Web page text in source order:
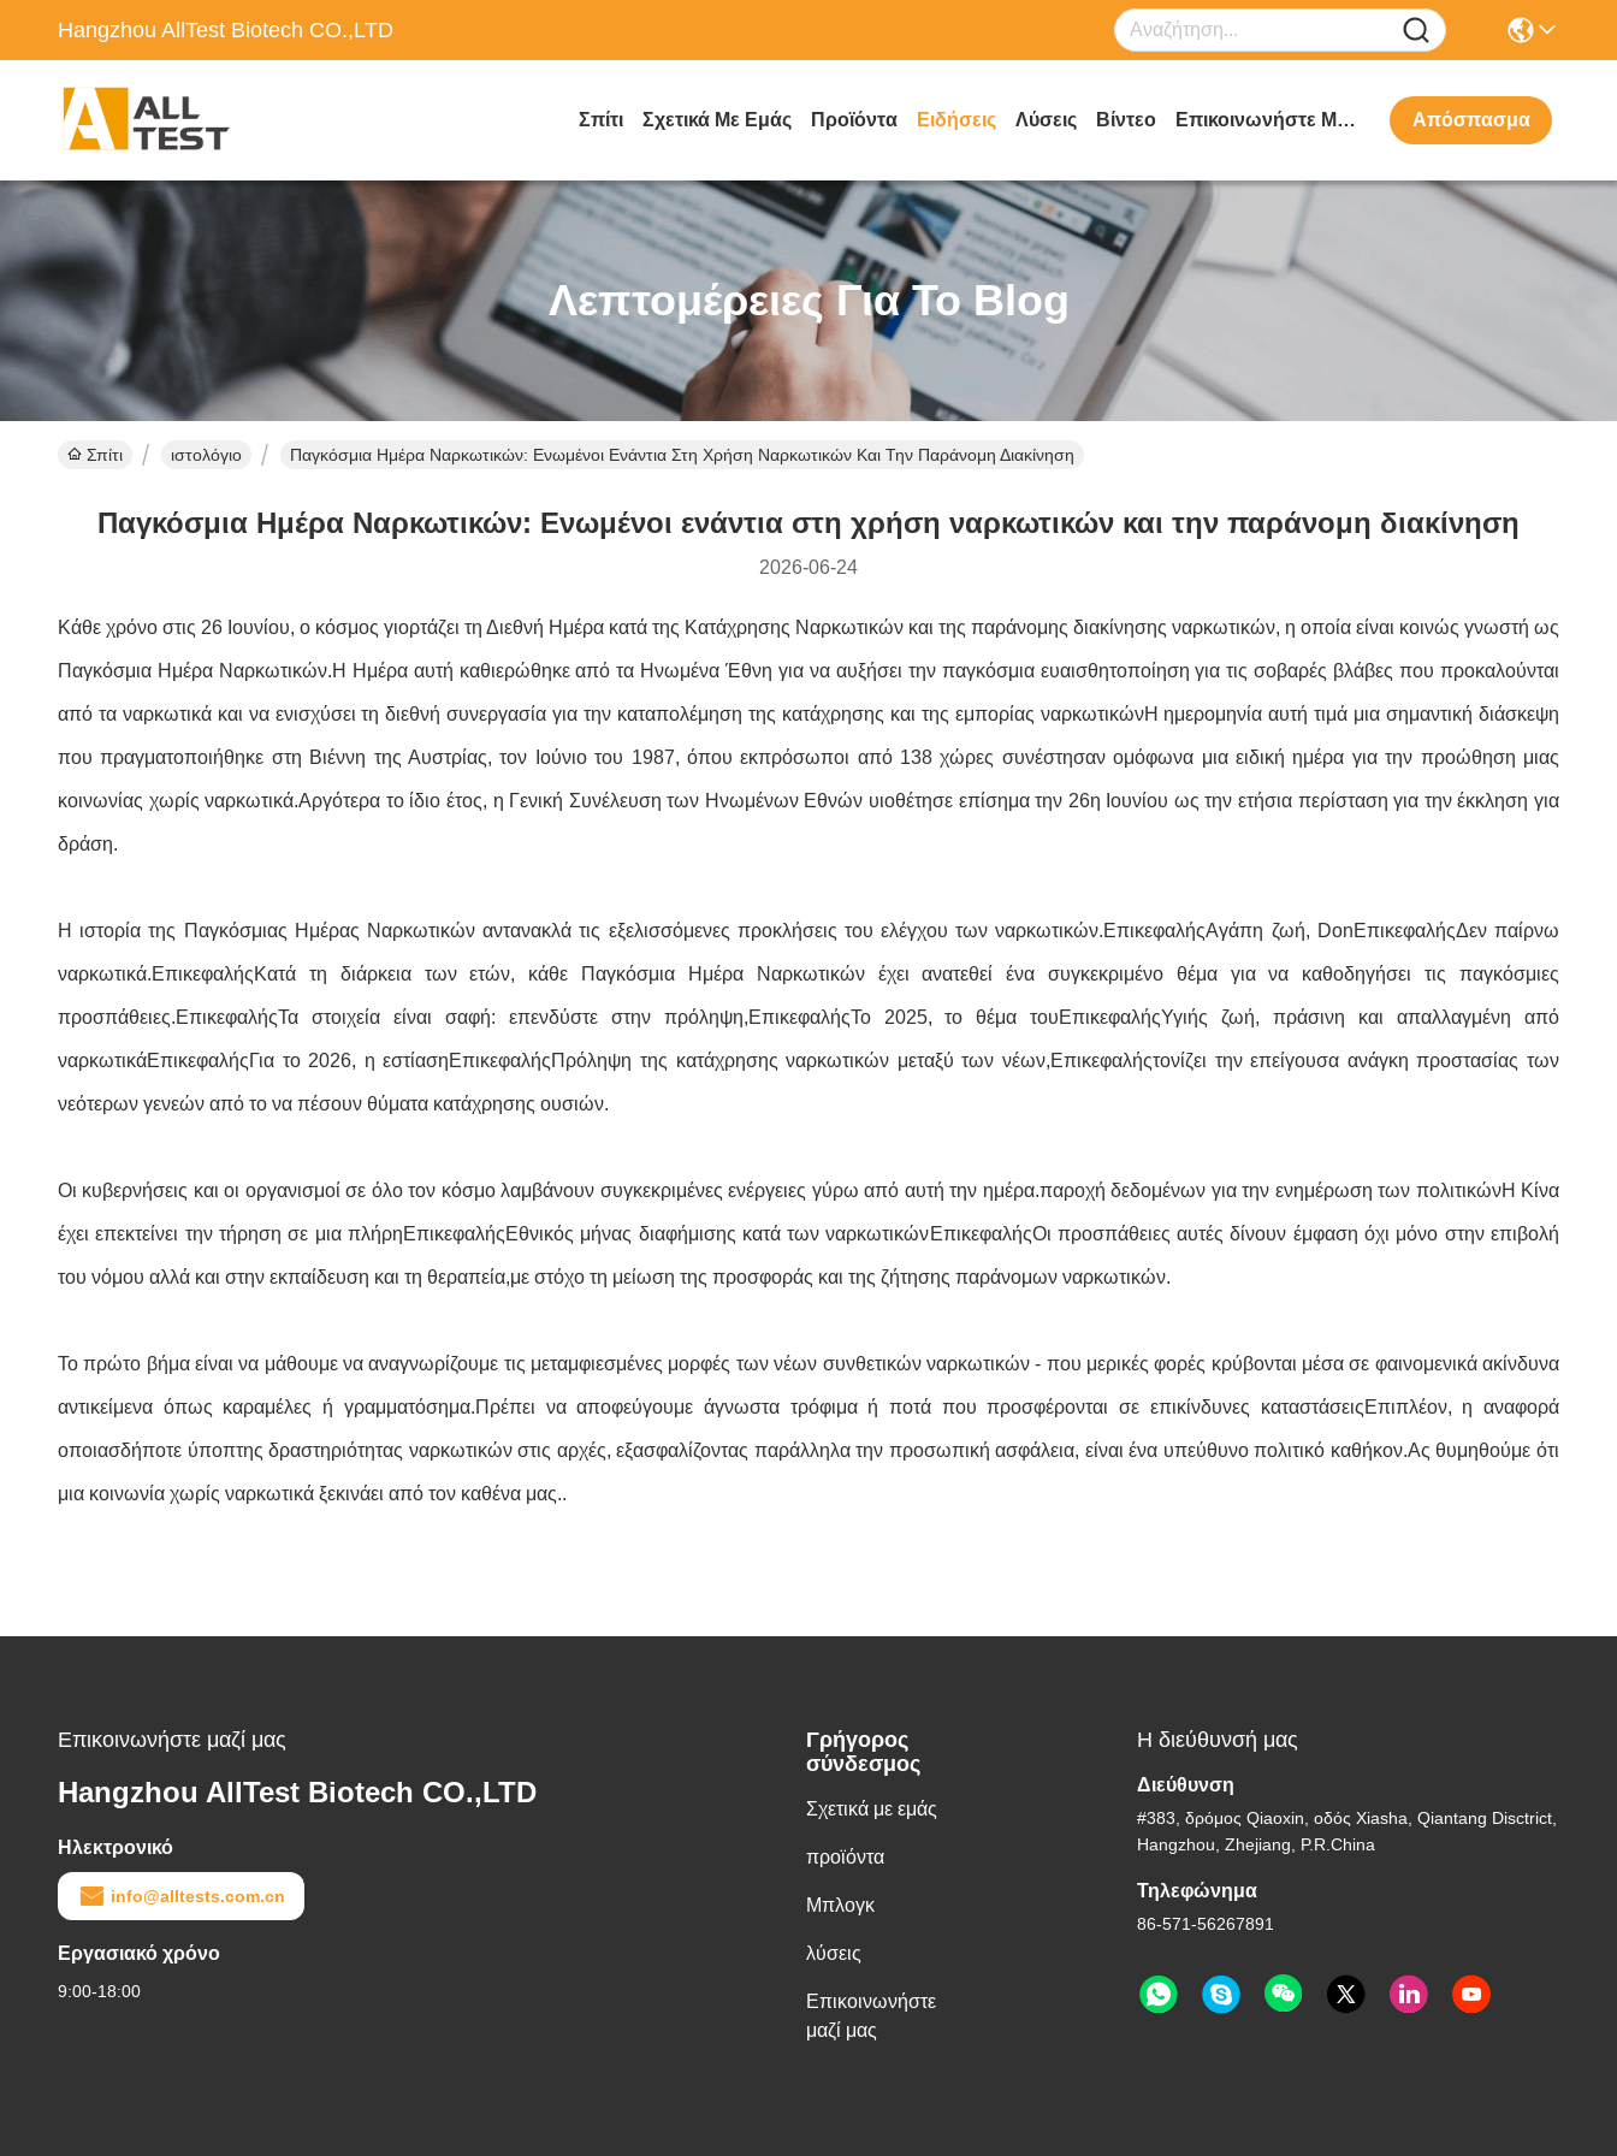
Hangzhou AllTest Biotech CO.,LTD
Σπίτι Σχετικά Με Εμάς Προϊόντα Ειδήσεις Λύσεις Βίντεο Επικοινωνήστε Μαζί Μας Απόσπασμα
Λεπτομέρειες Για Το Blog
Σπίτι ιστολόγιο Παγκόσμια Ημέρα Ναρκωτικών: Ενωμένοι Ενάντια Στη Χρήση Ναρκωτικών Και Την Παράνομη Διακίνηση
Παγκόσμια Ημέρα Ναρκωτικών: Ενωμένοι ενάντια στη χρήση ναρκωτικών και την παράνομη διακίνηση
2026-06-24
Κάθε χρόνο στις 26 Ιουνίου, ο κόσμος γιορτάζει τη Διεθνή Ημέρα κατά της Κατάχρησης Ναρκωτικών και της παράνομης διακίνησης ναρκωτικών, η οποία είναι κοινώς γνωστή ως
Παγκόσμια Ημέρα Ναρκωτικών.Η Ημέρα αυτή καθιερώθηκε από τα Ηνωμένα Έθνη για να αυξήσει την παγκόσμια ευαισθητοποίηση για τις σοβαρές βλάβες που προκαλούνται
από τα ναρκωτικά και να ενισχύσει τη διεθνή συνεργασία για την καταπολέμηση της κατάχρησης και της εμπορίας ναρκωτικώνΗ ημερομηνία αυτή τιμά μια σημαντική διάσκεψη
που πραγματοποιήθηκε στη Βιέννη της Αυστρίας, τον Ιούνιο του 1987, όπου εκπρόσωποι από 138 χώρες συνέστησαν ομόφωνα μια ειδική ημέρα για την προώθηση μιας
κοινωνίας χωρίς ναρκωτικά.Αργότερα το ίδιο έτος, η Γενική Συνέλευση των Ηνωμένων Εθνών υιοθέτησε επίσημα την 26η Ιουνίου ως την ετήσια περίσταση για την έκκληση για
δράση.
Η ιστορία της Παγκόσμιας Ημέρας Ναρκωτικών αντανακλά τις εξελισσόμενες προκλήσεις του ελέγχου των ναρκωτικών.ΕπικεφαλήςΑγάπη ζωή, DonΕπικεφαλήςΔεν παίρνω
ναρκωτικά.ΕπικεφαλήςΚατά τη διάρκεια των ετών, κάθε Παγκόσμια Ημέρα Ναρκωτικών έχει ανατεθεί ένα συγκεκριμένο θέμα για να καθοδηγήσει τις παγκόσμιες
προσπάθειες.ΕπικεφαλήςΤα στοιχεία είναι σαφή: επενδύστε στην πρόληψη,ΕπικεφαλήςΤο 2025, το θέμα τουΕπικεφαλήςΥγιής ζωή, πράσινη και απαλλαγμένη από
ναρκωτικάΕπικεφαλήςΓια το 2026, η εστίασηΕπικεφαλήςΠρόληψη της κατάχρησης ναρκωτικών μεταξύ των νέων,Επικεφαλήςτονίζει την επείγουσα ανάγκη προστασίας των
νεότερων γενεών από το να πέσουν θύματα κατάχρησης ουσιών.
Οι κυβερνήσεις και οι οργανισμοί σε όλο τον κόσμο λαμβάνουν συγκεκριμένες ενέργειες γύρω από αυτή την ημέρα.παροχή δεδομένων για την ενημέρωση των πολιτικώνΗ Κίνα
έχει επεκτείνει την τήρηση σε μια πλήρηΕπικεφαλήςΕθνικός μήνας διαφήμισης κατά των ναρκωτικώνΕπικεφαλήςΟι προσπάθειες αυτές δίνουν έμφαση όχι μόνο στην επιβολή
του νόμου αλλά και στην εκπαίδευση και τη θεραπεία,με στόχο τη μείωση της προσφοράς και της ζήτησης παράνομων ναρκωτικών.
Το πρώτο βήμα είναι να μάθουμε να αναγνωρίζουμε τις μεταμφιεσμένες μορφές των νέων συνθετικών ναρκωτικών - που μερικές φορές κρύβονται μέσα σε φαινομενικά ακίνδυνα
αντικείμενα όπως καραμέλες ή γραμματόσημα.Πρέπει να αποφεύγουμε άγνωστα τρόφιμα ή ποτά που προσφέρονται σε επικίνδυνες καταστάσειςΕπιπλέον, η αναφορά
οποιασδήποτε ύποπτης δραστηριότητας ναρκωτικών στις αρχές, εξασφαλίζοντας παράλληλα την προσωπική ασφάλεια, είναι ένα υπεύθυνο πολιτικό καθήκον.Ας θυμηθούμε ότι
μια κοινωνία χωρίς ναρκωτικά ξεκινάει από τον καθένα μας..
Επικοινωνήστε μαζί μας
Hangzhou AllTest Biotech CO.,LTD
Ηλεκτρονικό
info@alltests.com.cn
Εργασιακό χρόνο
9:00-18:00
Γρήγορος
σύνδεσμος
Σχετικά με εμάς
προϊόντα
Μπλογκ
λύσεις
Επικοινωνήστε
μαζί μας
Η διεύθυνσή μας
Διεύθυνση
#383, δρόμος Qiaoxin, οδός Xiasha, Qiantang Disctrict,
Hangzhou, Zhejiang, P.R.China
Τηλεφώνημα
86-571-56267891